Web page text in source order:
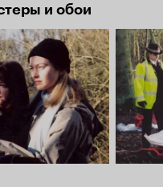
и обои